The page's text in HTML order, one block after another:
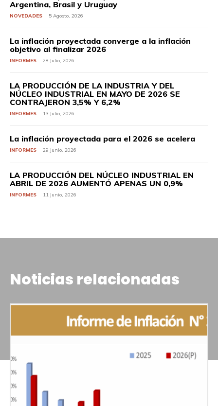
Argentina, Brasil y Uruguay
NOVEDADES 5 Agosto, 2026
La inflación proyectada converge a la inflación
objetivo al finalizar 2026
INFORMES 28 Julio, 2026
LA PRODUCCIÓN DE LA INDUSTRIA Y DEL
NÚCLEO INDUSTRIAL EN MAYO DE 2026 SE
CONTRAJERON 3,5% Y 6,2%
INFORMES 13 Julio, 2026
La inflación proyectada para el 2026 se acelera
INFORMES 29 Junio, 2026
LA PRODUCCIÓN DEL NÚCLEO INDUSTRIAL EN
ABRIL DE 2026 AUMENTÓ APENAS UN 0,9%
INFORMES 11 Junio, 2026
Noticias relacionadas